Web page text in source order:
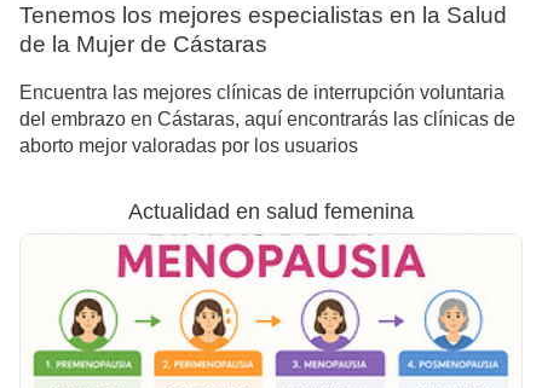
Tenemos los mejores especialistas en la Salud
de la Mujer de Cástaras
Encuentra las mejores clínicas de interrupción voluntaria
del embrazo en Cástaras, aquí encontrarás las clínicas de
aborto mejor valoradas por los usuarios
Actualidad en salud femenina